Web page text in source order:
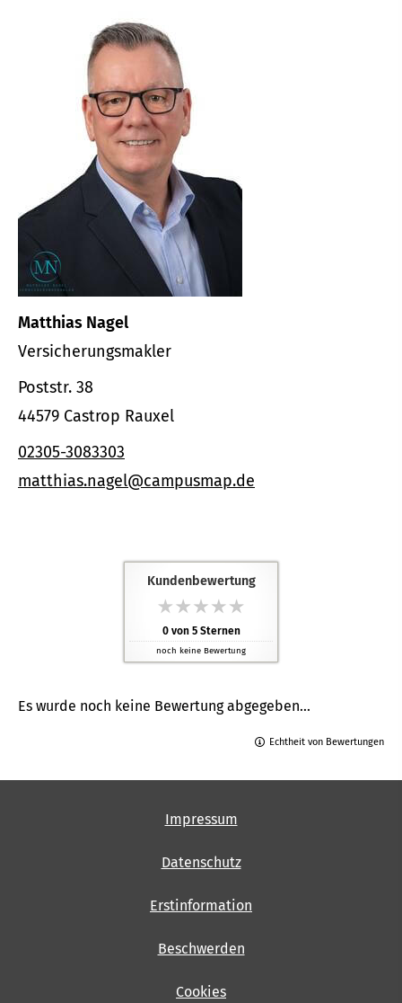
Matthias Nagel
Ver­sicherungs­makler
Poststr. 38
44579 Castrop Rauxel
02305-3083303
matthias.nagel@campusmap.de
Kundenbewertung
0von 5Sternen
noch keine Bewertung
Es wurde noch keine Bewertung abgegeben...
Echtheit von Bewertungen
Impressum
Datenschutz
Erstinformation
Beschwerden
Cookies